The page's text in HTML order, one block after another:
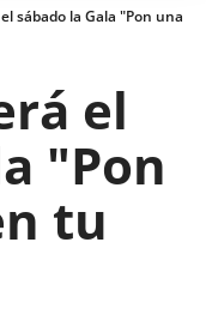
sábado la Gala "Pon una
el
"Pon
tu